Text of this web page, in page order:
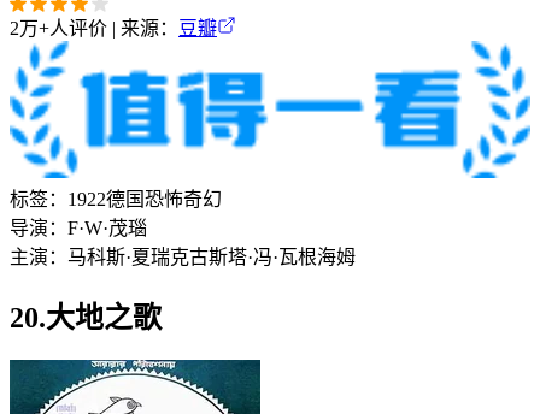
2万+人评价 | 来源： 豆瓣
标签： 1922德国恐怖奇幻
导演： F·W·茂瑙
主演： 马科斯·夏瑞克古斯塔·冯·瓦根海姆
20.大地之歌